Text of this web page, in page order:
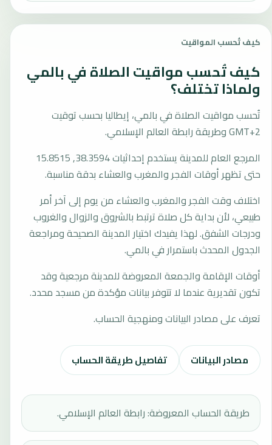
كيف تُحسب المواقيت
كيف تُحسب مواقيت الصلاة في بالمي
ولماذا تختلف؟
تُحسب مواقيت الصلاة في بالمي، إيطاليا بحسب توقيت
GMT+2 وطريقة رابطة العالم الإسلامي.
المرجع العام للمدينة يستخدم إحداثيات 38.3594, 15.8515
حتى تظهر أوقات الفجر والمغرب والعشاء بدقة مناسبة.
اختلاف وقت الفجر والمغرب والعشاء من يوم إلى آخر أمر
طبيعي، لأن بداية كل صلاة ترتبط بالشروق والزوال والغروب
ودرجات الشفق. لهذا يفيدك اختيار المدينة الصحيحة ومراجعة
الجدول المحدث باستمرار في بالمي.
أوقات الإقامة والجمعة المعروضة للمدينة مرجعية وقد
تكون تقديرية عندما لا تتوفر بيانات مؤكدة من مسجد محدد.
تعرف على مصادر البيانات ومنهجية الحساب.
مصادر البيانات تفاصيل طريقة الحساب
طريقة الحساب المعروضة: رابطة العالم الإسلامي.